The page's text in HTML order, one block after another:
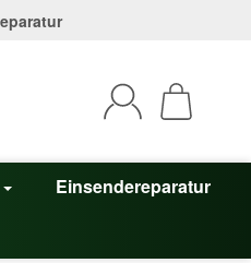
Einsendereparatur